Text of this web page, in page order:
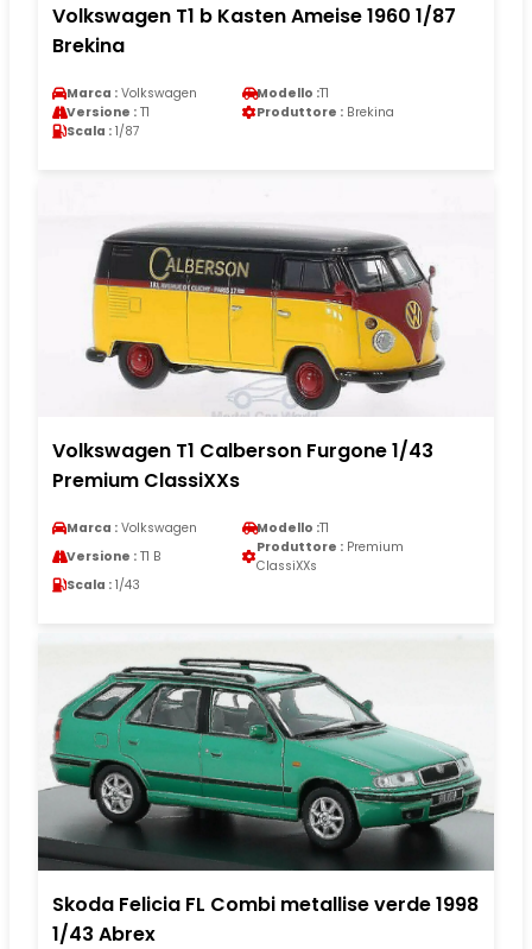
Volkswagen T1 b Kasten Ameise 1960 1/87
Brekina
Marca : Volkswagen Modello :T1
Versione : T1 Produttore : Brekina
Scala : 1/87
Volkswagen T1 Calberson Furgone 1/43
Premium ClassiXXs
Marca : Volkswagen Modello :T1
Versione : T1 B
Produttore : Premium
ClassiXXs
Scala : 1/43
Skoda Felicia FL Combi metallise verde 1998
1/43 Abrex